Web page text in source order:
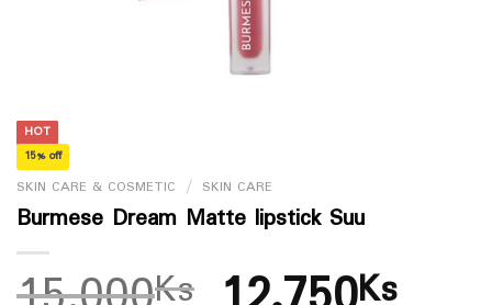
HOT
15% off
SKIN CARE & COSMETIC / SKIN CARE
Burmese Dream Matte lipstick Suu
Ks Ks